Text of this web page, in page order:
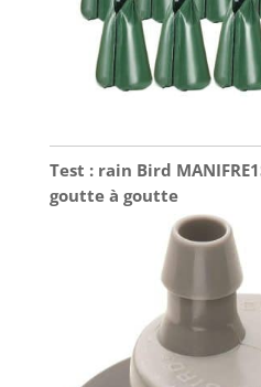
Test : rain Bird
goutte à goutte